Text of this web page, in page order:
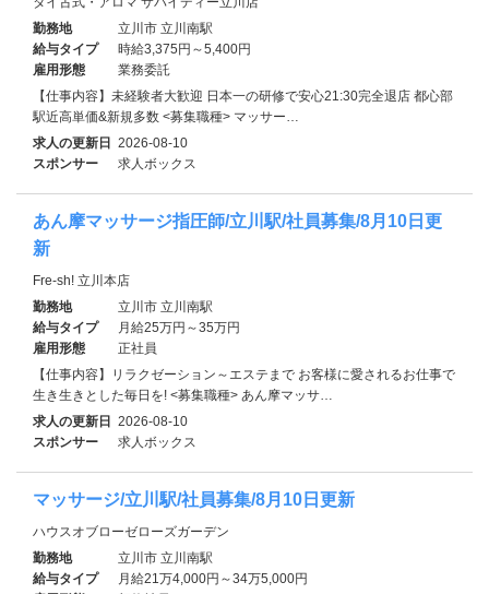
勤務地
立川市 立川南駅
給与タイプ
時給3,375円～5,400円
雇用形態
業務委託
【仕事内容】未経験者大歓迎 日本一の研修で安心21:30完全退店 都心部
駅近高単価&新規多数 <募集職種> マッサー…
求人の更新日 2026-08-10
スポンサー
求人ボックス
あん摩マッサージ指圧師/立川駅/社員募集/8月10日更
新
Fre-sh! 立川本店
勤務地
立川市 立川南駅
給与タイプ
月給25万円～35万円
雇用形態
正社員
【仕事内容】リラクゼーション～エステまで お客様に愛されるお仕事で
生き生きとした毎日を! <募集職種> あん摩マッサ…
求人の更新日 2026-08-10
スポンサー
求人ボックス
マッサージ/立川駅/社員募集/8月10日更新
ハウスオブローゼローズガーデン
勤務地
立川市 立川南駅
給与タイプ
月給21万4,000円～34万5,000円